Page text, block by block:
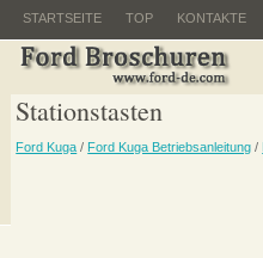
STARTSEITE TOP KONTAKTE
Stationstasten
Ford Kuga / Ford Kuga Betriebsanleitung /